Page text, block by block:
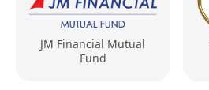
JM Financial Mutual
Fund